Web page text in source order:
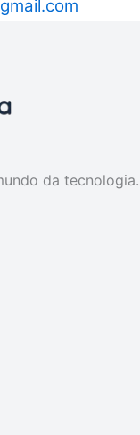
da tecnologia.